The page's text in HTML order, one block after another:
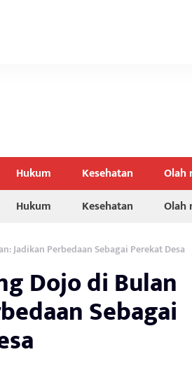
Hukum Kesehatan
Olah
Hukum Kesehatan Olah
Jadikan Perbedaan Sebagai Perekat Desa
Dojo di Bulan
Sebagai